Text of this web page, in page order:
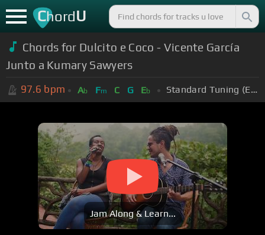
ChordU
Chords for Dulcito e Coco - Vicente García
Junto a Kumary Sawyers
97.6 bpm Ab Fm C G Eb Standard Tuning (EADGBE)
Jam Along & Learn...